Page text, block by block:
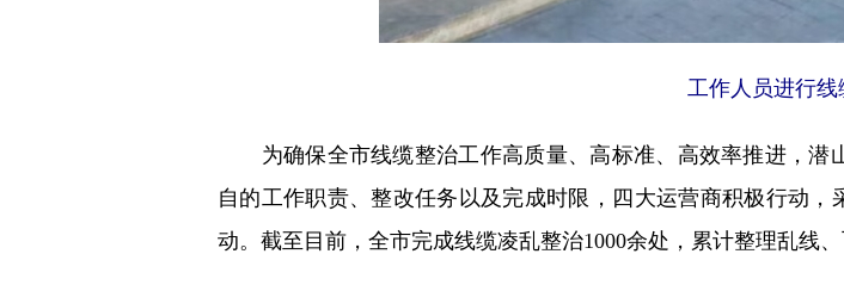
工作人员进行线
为确保全市线缆整治工作高质量、高标准、高效率推进，潜
自的工作职责、整改任务以及完成时限，四大运营商积极行动
动。截至目前，全市完成线缆凌乱整治1000余处，累计整理乱线、